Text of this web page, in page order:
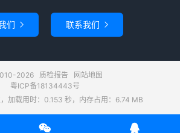
们  联系我们 
2026 质检报告
网站地图
粤ICP备18134443号
加载用时：0.153 秒，内存占用：6.74 MB
 